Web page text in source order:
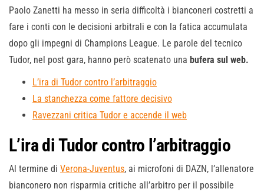
Paolo Zanetti ha messo in seria difficoltà i bianconeri costretti a
fare i conti con le decisioni arbitrali e con la fatica accumulata
dopo gli impegni di Champions League. Le parole del tecnico
Tudor, nel post gara, hanno però scatenato una bufera sul web.
L’ira di Tudor contro l’arbitraggio
La stanchezza come fattore decisivo
Ravezzani critica Tudor e accende il web
L’ira di Tudor contro l’arbitraggio
Al termine di Verona-Juventus, ai microfoni di DAZN, l’allenatore
bianconero non risparmia critiche all’arbitro per il possibile